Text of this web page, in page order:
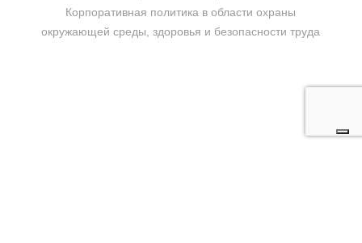
Корпоративная политика в области охраны
окружающей среды, здоровья и безопасности труда